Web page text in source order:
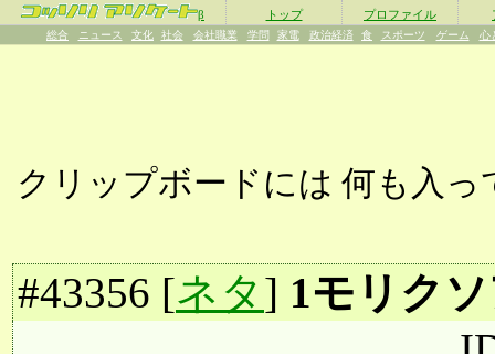
β トップ プロファイル
総合 ニュース 文化 社会 会社職業 学問 家電 政治経済 食 スポーツ ゲーム 心
クリップボードには 何も入っ
#43356 [ネタ] 1モリク